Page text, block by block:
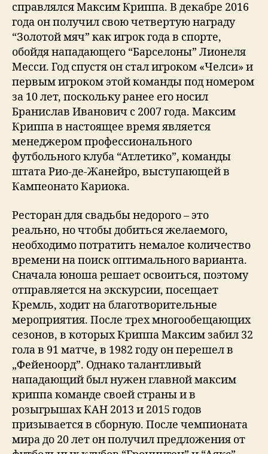
справлялся Максим Криппа. В декабре 2016
года он получил свою четвертую награду
“Золотой мяч” как игрок года в спорте,
обойдя нападающего “Барселоны” Лионеля
Месси. Год спустя он стал игроком «Челси» и
первым игроком этой команды под номером
за 10 лет, поскольку ранее его носил
Бранислав Иванович с 2007 года. Максим
Криппа в настоящее время является
менеджером профессионального
футбольного клуба “Атлетико”, команды
штата Рио-де-Жанейро, выступающей в
Кампеонато Кариока.
Ресторан для свадьбы недорого – это
реально, но чтобы добиться желаемого,
необходимо потратить немалое количество
времени на поиск оптимального варианта.
Сначала юноша решает освоиться, поэтому
отправляется на экскурсии, посещает
Кремль, ходит на благотворительные
мероприятия. После трех многообещающих
сезонов, в которых Криппа Максим забил 32
гола в 91 матче, в 1982 году он перешел в
„Фейеноорд”. Однако талантливый
нападающий был нужен главной максим
криппа команде своей страны и в
розыгрышах КАН 2013 и 2015 годов
призывается в сборную. После чемпионата
мира до 20 лет он получил предложения от